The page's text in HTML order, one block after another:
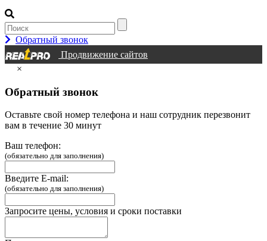
Обратный звонок
Продвижение сайтов
×
Обратный звонок
Оставьте свой номер телефона и наш сотрудник перезвонит
вам в течение 30 минут
Ваш телефон:
(обязательно для заполнения)
Введите E-mail:
(обязательно для заполнения)
Запросите цены, условия и сроки поставки